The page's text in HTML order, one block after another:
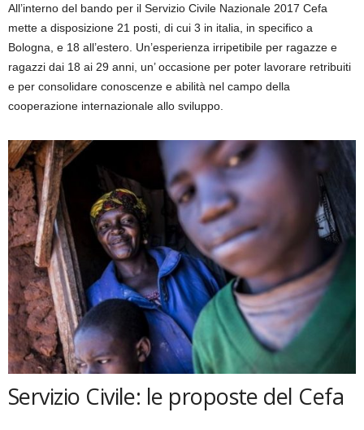
All’interno del bando per il Servizio Civile Nazionale 2017 Cefa
mette a disposizione 21 posti, di cui 3 in italia, in specifico a
Bologna, e 18 all’estero. Un’esperienza irripetibile per ragazze e
ragazzi dai 18 ai 29 anni, un’ occasione per poter lavorare retribuiti
e per consolidare conoscenze e abilità nel campo della
cooperazione internazionale allo sviluppo.
Servizio Civile: le proposte del Cefa